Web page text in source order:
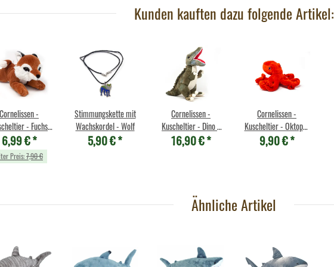
Kunden kauften dazu folgende Artikel:
Cornelissen -
- Fuchs
liegend - 16
cm
6,99 €*
Preis:7,90 €
Stimmungskette mit
Wachskordel - Wolf
5,90 €*
Cornelissen -
Kuscheltier - Dino -
Tyrannosaurus Rex -
26 cm
16,90 €*
Cornelissen -
Kuscheltier - Oktopus
- 20 cm
9,90 €*
Ähnliche Artikel